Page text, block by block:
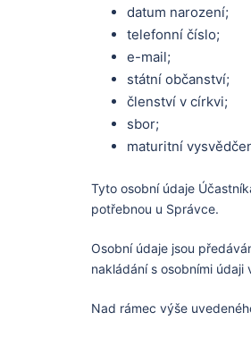
datum narození;
telefonní číslo;
e-mail;
státní občanství;
členství v církvi;
sbor;
maturitní
Tyto osobní údaje
potřebnou u Správce.
Osobní údaje jsou
nakládání s osobními
Nad rámec výše